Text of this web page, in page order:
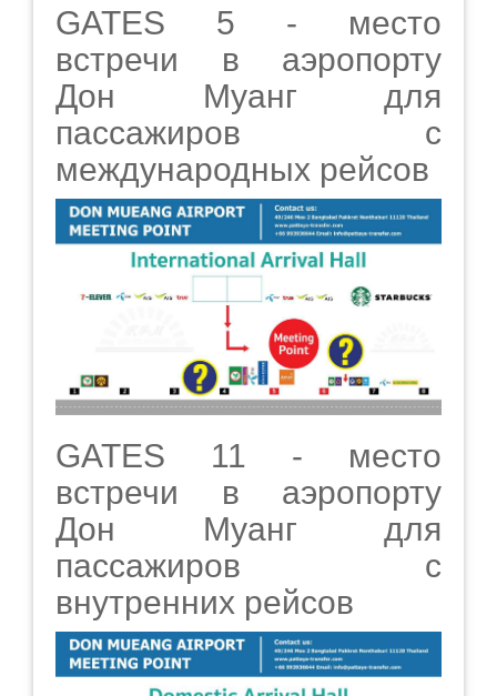
GATES 5 - место
встречи в аэропорту
Дон Муанг для
пассажиров с
международных рейсов
GATES 11 - место
встречи в аэропорту
Дон Муанг для
пассажиров с
внутренних рейсов